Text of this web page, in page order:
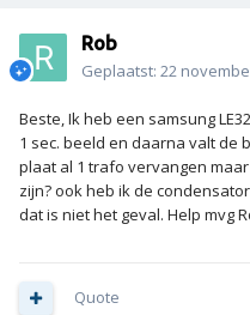
Rob
Geplaatst: 22
Beste, Ik heb een samsung
1 sec. beeld en daarna valt de
plaat al 1 trafo vervangen
zijn? ook heb ik de
dat is niet het geval. Help mvg
Quote